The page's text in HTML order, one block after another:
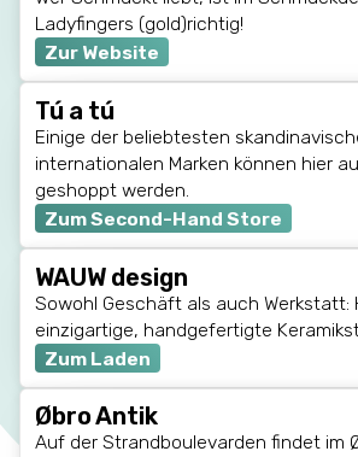
Ladyfingers (gold)richtig!
Zur Website
Tú a tú
Einige der beliebtesten
internationalen Marken können hier
geshoppt werden.
Zum Second-Hand Store
WAUW design
Sowohl Geschäft als auch Werkstatt:
einzigartige, handgefertigte
Zum Laden
Øbro Antik
Auf der Strandboulevarden findet im